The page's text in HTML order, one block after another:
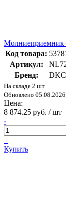
Молниеприемник
Код товара:
Артикул:
Бренд:
DKC
На складе 2 шт
Обновлено 05.08.2026
Цена:
8 874.25 руб. / шт
-
+
Купить